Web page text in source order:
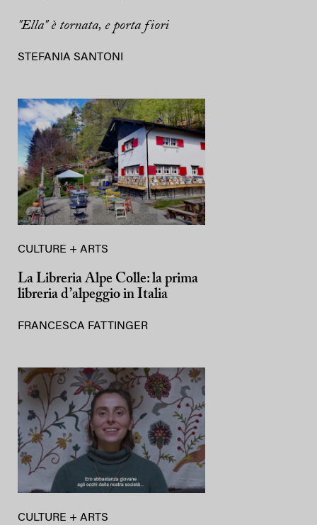
"Ella" è tornata, e porta fiori
STEFANIA SANTONI
CULTURE + ARTS
La Libreria Alpe Colle: la prima
libreria d’alpeggio in Italia
FRANCESCA FATTINGER
CULTURE + ARTS